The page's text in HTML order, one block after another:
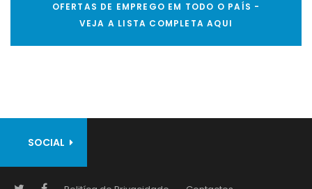
OFERTAS DE EMPREGO EM TODO O PAÍS -
VEJA A LISTA COMPLETA AQUI
SOCIAL